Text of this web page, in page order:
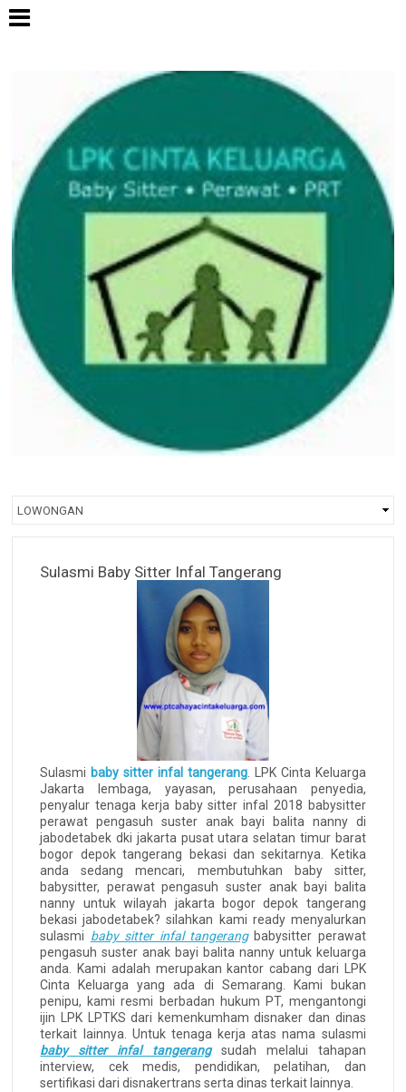
Sulasmi Baby Sitter Infal Tangerang
Sulasmi baby sitter infal tangerang. LPK Cinta Keluarga
Jakarta lembaga, yayasan, perusahaan penyedia,
penyalur tenaga kerja baby sitter infal 2018 babysitter
perawat pengasuh suster anak bayi balita nanny di
jabodetabek dki jakarta pusat utara selatan timur barat
bogor depok tangerang bekasi dan sekitarnya. Ketika
anda sedang mencari, membutuhkan baby sitter,
babysitter, perawat pengasuh suster anak bayi balita
nanny untuk wilayah jakarta bogor depok tangerang
bekasi jabodetabek? silahkan kami ready menyalurkan
sulasmi baby sitter infal tangerangbabysitter perawat
pengasuh suster anak bayi balita nanny untuk keluarga
anda. Kami adalah merupakan kantor cabang dari LPK
Cinta Keluarga yang ada di Semarang. Kami bukan
penipu, kami resmi berbadan hukum PT, mengantongi
ijin LPK LPTKS dari kemenkumham disnaker dan dinas
terkait lainnya. Untuk tenaga kerja atas nama sulasmi
baby sitter infal tangerangsudah melalui tahapan
interview, cek medis, pendidikan, pelatihan, dan
sertifikasi dari disnakertrans serta dinas terkait lainnya.